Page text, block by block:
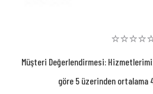
Müşteri Değerlendirmesi:
göre 5 üzerinden ortalama